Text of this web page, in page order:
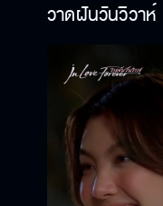
วาดฝันวันวิวาห์